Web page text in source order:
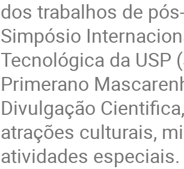
dos trabalhos de
Simpósio
Tecnológica da USP
Primerano
Divulgação
atrações culturais,
atividades especiais.